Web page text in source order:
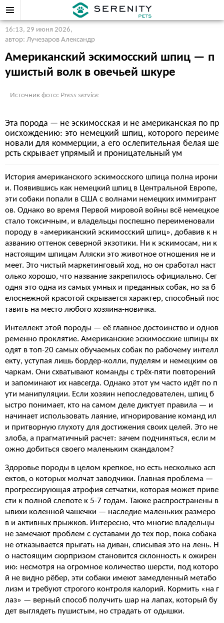
16:13, 29 июня 2026,
автор: Лучезаров Александр
Американский эскимосский шпиц — п
ушистый волк в овечьей шкуре
Источник фото: Press service
Эта порода — не эскимосская и не американская по пр
оисхождению: это немецкий шпиц, которого переиме
новали для коммерции, а его ослепительная белая ше
рсть скрывает упрямый и проницательный ум
История американского эскимосского шпица полна ирони
и. Появившись как немецкий шпиц в Центральной Европе,
эти собаки попали в США с волнами немецких иммигрант
ов. Однако во время Первой мировой войны всё немецкое
стало токсичным, и владельцы поспешно переименовали
породу в «американский эскимосский шпиц», добавив к н
азванию оттенок северной экзотики. Ни к эскимосам, ни к
настоящим шпицам Аляски это животное отношения не и
меет. Это чистый маркетинговый ход, но он сработал наст
олько хорошо, что название закрепилось официально. Сег
одня это одна из самых умных и преданных собак, но за б
елоснежной красотой скрывается характер, способный пос
тавить на место любого хозяина-новичка.
Интеллект этой породы — её главное достоинство и однов
ременно проклятие. Американские эскимосские шпицы вх
одят в топ-20 самых обучаемых собак по рабочему интелл
екту, уступая лишь бордер-колли, пуделям и немецким ов
чаркам. Они схватывают команды с трёх-пяти повторений
и запоминают их навсегда. Однако этот ум часто идёт по п
ути манипуляции. Если хозяин непоследователен, шпиц б
ыстро понимает, кто на самом деле диктует правила — и
начинает использовать лаяние, игнорирование команд ил
и притворную глухоту для достижения своих целей. Это не
злоба, а прагматичный расчет: зачем подчиняться, если м
ожно добиться своего маленьким скандалом?
Здоровье породы в целом крепкое, но есть несколько асп
ектов, о которых молчат заводчики. Главная проблема —
прогрессирующая атрофия сетчатки, которая может приве
сти к полной слепоте к 5-7 годам. Также распространены в
ывихи коленной чашечки — наследие маленьких размеро
в и активных прыжков. Интересно, что многие владельцы
не замечают проблем с суставами до тех пор, пока собака
не отказывается прыгать на диван, списывая это на лень. Н
о настоящим сюрпризом становится склонность к ожирен
ию: несмотря на огромное количество шерсти, под которо
й не видно рёбер, эти собаки имеют замедленный метабо
лизм и требуют строгого контроля калорий. Кормить «на г
лаз» — верный способ получить шар на лапах, который бу
дет выглядеть пушистым, но страдать от одышки.